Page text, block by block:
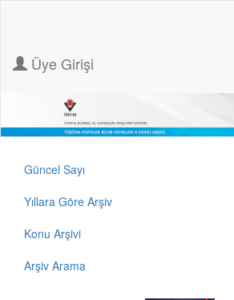
Üye Girişi
Güncel Sayı
Yıllara Göre Arşiv
Konu Arşivi
Arşiv Arama